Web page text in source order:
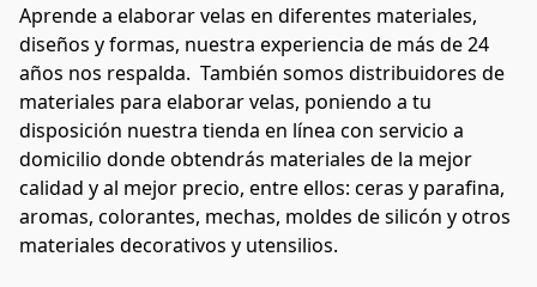
Aprende a elaborar velas en diferentes materiales,
diseños y formas, nuestra experiencia de más de 24
años nos respalda.  También somos distribuidores de
materiales para elaborar velas, poniendo a tu
disposición nuestra tienda en línea con servicio a
domicilio donde obtendrás materiales de la mejor
calidad y al mejor precio, entre ellos: ceras y parafina,
aromas, colorantes, mechas, moldes de silicón y otros
materiales decorativos y utensilios.